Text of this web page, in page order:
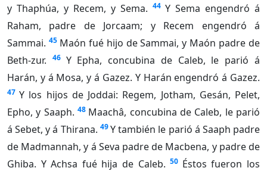
y Thaphúa, y Recem, y Sema. 44 Y Sema engendró á
Raham, padre de Jorcaam; y Recem engendró á
Sammai. 45 Maón fué hijo de Sammai, y Maón padre de
Beth-zur.
46 Y Epha, concubina de Caleb, le parió á
Harán, y á Mosa, y á Gazez. Y Harán engendró á Gazez.
47 Y los hijos de Joddai: Regem, Jotham, Gesán, Pelet,
Epho, y Saaph. 48 Maachâ, concubina de Caleb, le parió
á Sebet, y á Thirana. 49Y también le parió á Saaph padre
de Madmannah, y á Seva padre de Macbena, y padre de
Ghiba. Y Achsa fué hija de Caleb. 50 Éstos fueron los